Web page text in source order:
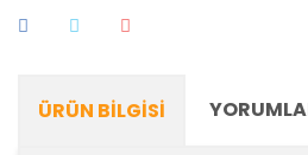
ÜRÜN BILGISI